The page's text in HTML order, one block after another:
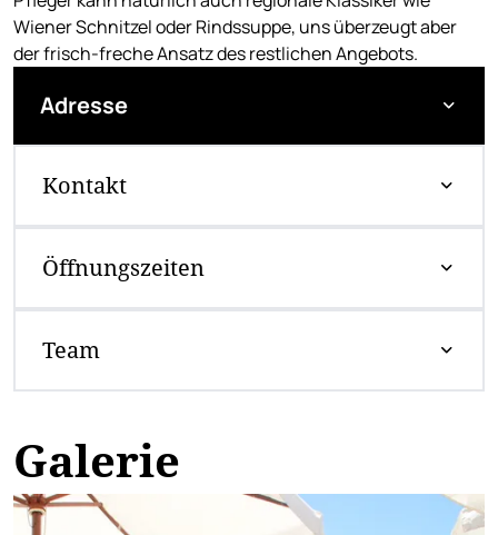
Wiener Schnitzel oder Rindssuppe, uns überzeugt aber
der frisch-freche Ansatz des restlichen Angebots.
Adresse
Kontakt
Öffnungszeiten
Team
Galerie